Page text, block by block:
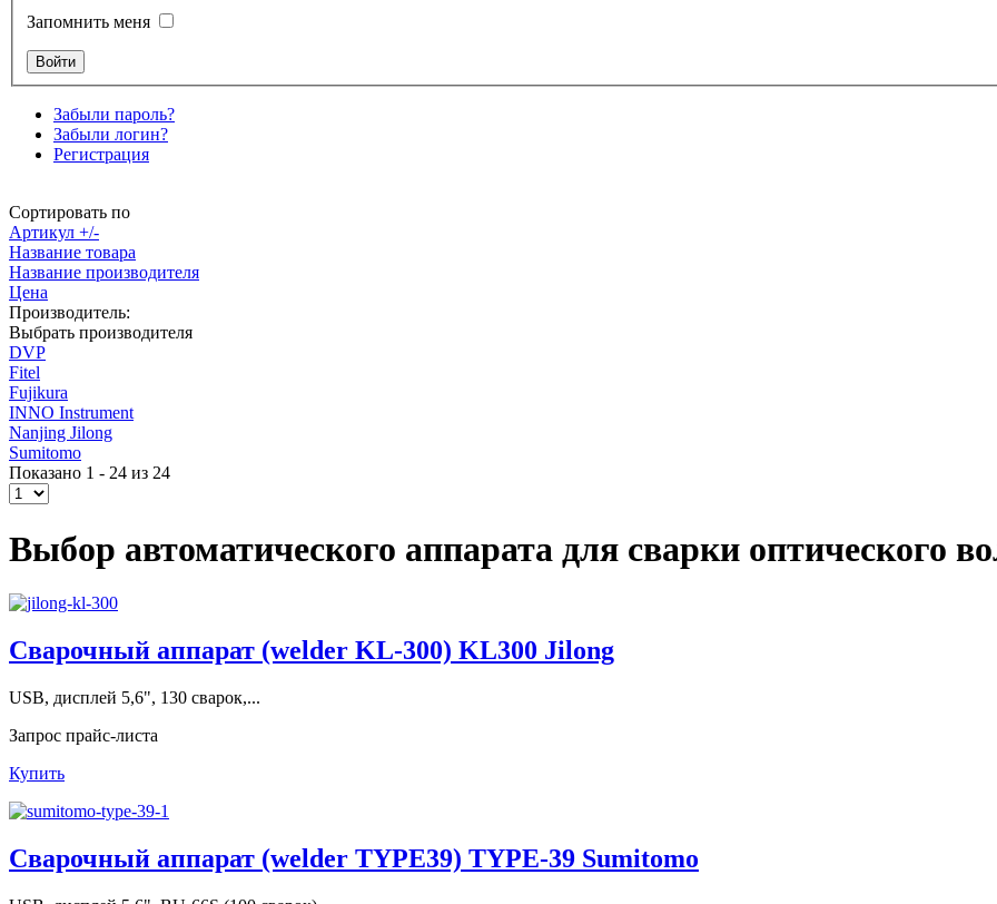
Запомнить меня
Забыли пароль?
Забыли логин?
Регистрация
Сортировать по
Артикул +/-
Название товара
Название производителя
Цена
Производитель:
Выбрать производителя
DVP
Fitel
Fujikura
INNO Instrument
Nanjing Jilong
Sumitomo
Показано 1 - 24 из 24
Выбор автоматического аппарата для сварки оптического
Сварочный аппарат (welder KL-300) KL300 Jilong
USB, дисплей 5,6", 130 сварок,...
Запрос прайс-листа
Купить
Сварочный аппарат (welder TYPE39) TYPE-39 Sumitomo